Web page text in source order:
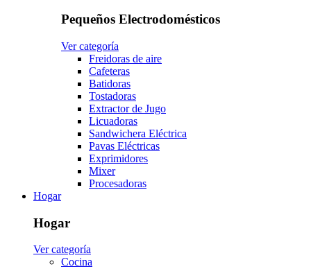
Pequeños Electrodomésticos
Ver categoría
Freidoras de aire
Cafeteras
Batidoras
Tostadoras
Extractor de Jugo
Licuadoras
Sandwichera Eléctrica
Pavas Eléctricas
Exprimidores
Mixer
Procesadoras
Hogar
Hogar
Ver categoría
Cocina